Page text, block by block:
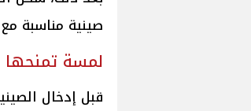
صينية مناسبة
لمسة تمنحها
قبل إدخال